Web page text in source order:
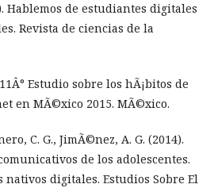
Hablemos de estudiantes digitales
Revista de ciencias de la
Estudio sobre los hÃ¡bitos de
en MÃ©xico 2015. MÃ©xico.
C. G., JimÃ©nez, A. G. (2014).
de los adolescentes.
nativos digitales. Estudios Sobre El